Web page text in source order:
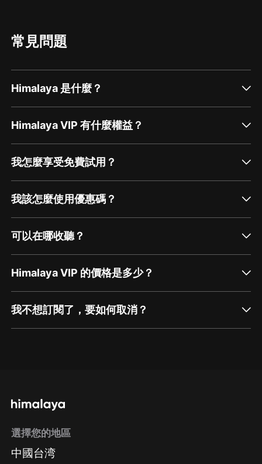
常見問題
Himalaya 是什麼？
Himalaya VIP 有什麼權益？
我怎麼享受免費試用？
我該怎麼使用優惠碼？
可以在哪收聽？
Himalaya VIP 的價格是多少？
我不想訂閱了，要如何取消？
方法 Google Play取消訂閱方法
選擇您的地區
中國台湾